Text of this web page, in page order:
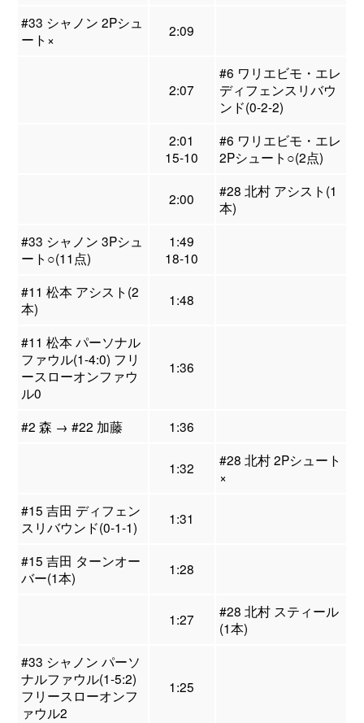
#33 シャノン 2Pシュ
ート×
2:09
2:07
#6 ワリエビモ・エレ
ディフェンスリバウ
ンド(0-2-2)
2:01
15-10
#6 ワリエビモ・エレ
2Pシュート○(2点)
2:00
#28 北村 アシスト(1
本)
#33 シャノン 3Pシュ
ート○(11点)
1:49
18-10
#11 松本 アシスト(2
本)
1:48
#11 松本 パーソナル
ファウル(1-4:0) フリ
ースローオンファウ
ル0
1:36
#2 森 → #22 加藤 1:36
1:32
#28 北村 2Pシュート
×
#15 吉田 ディフェン
スリバウンド(0-1-1)
1:31
#15 吉田 ターンオー
バー(1本)
1:28
1:27
#28 北村 スティール
(1本)
#33 シャノン パーソ
ナルファウル(1-5:2)
フリースローオンフ
ァウル2
1:25